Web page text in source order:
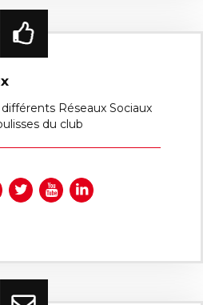
Réseaux Sociaux
du club